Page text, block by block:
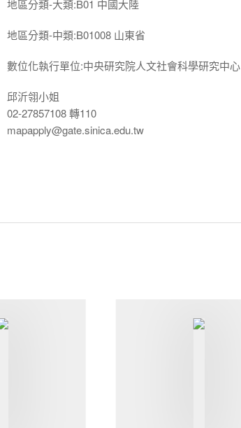
地區分類-大類:B01 中國大陸
地區分類-中類:B01008 山東省
數位化執行單位:中央研究院人文社會科學研究中心
邱沂翎小姐
02-27857108 轉110
mapapply@gate.sinica.edu.tw